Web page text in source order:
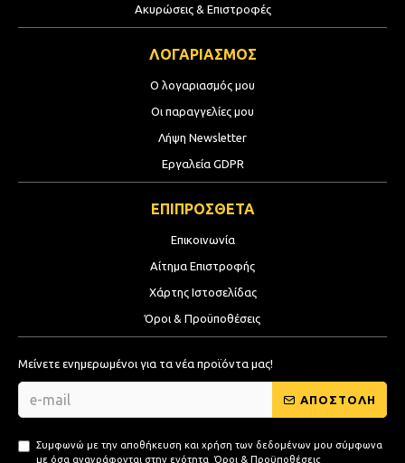
Ακυρώσεις & Επιστροφές
ΛΟΓΑΡΙΑΣΜΟΣ
Ο λογαριασμός μου
Οι παραγγελίες μου
Λήψη Newsletter
Εργαλεία GDPR
ΕΠΙΠΡΟΣΘΕΤΑ
Επικοινωνία
Αίτημα Επιστροφής
Χάρτης Ιστοσελίδας
Όροι & Προϋποθέσεις
Μείνετε ενημερωμένοι για τα νέα προϊόντα μας!
ΑΠΟΣΤΟΛΗ
Συμφωνώ με την αποθήκευση και χρήση των δεδομένων μου σύμφωνα
με όσα αναγράφονται στην ενότητα Όροι & Προϋποθέσεις